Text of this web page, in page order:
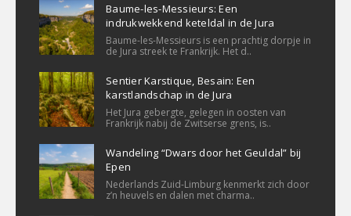
Baume-les-Messieurs: Een
indrukwekkend keteldal in de Jura
Baume-les-Messieurs is een prachtig dorpje in
de Jura streek te Frankrijk. Het d..
Sentier Karstique, Besain: Een
karstlandschap in de Jura
Het Jura gebergte, gelegen in oosten van
Frankrijk nabij de Zwitserse grens, is..
Wandeling “Dwars door het Geuldal” bij
Epen
Nederlands Zuid-Limburg kenmerkt zich door
z’n heuvels en dalen met charma..